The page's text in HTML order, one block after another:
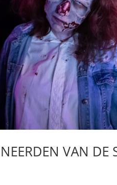
VAN DE